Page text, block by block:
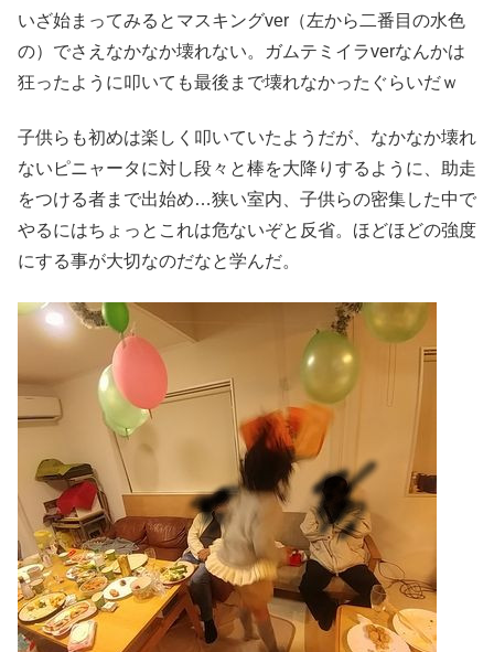
いざ始まってみるとマスキングver（左から二番目の水色
の）でさえなかなか壊れない。ガムテミイラverなんかは
狂ったように叩いても最後まで壊れなかったぐらいだｗ
子供らも初めは楽しく叩いていたようだが、なかなか壊れ
ないピニャータに対し段々と棒を大降りするように、助走
をつける者まで出始め…狭い室内、子供らの密集した中で
やるにはちょっとこれは危ないぞと反省。ほどほどの強度
にする事が大切なのだなと学んだ。